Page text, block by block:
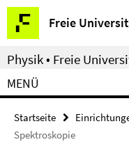
Springe
direkt
zu
Inhalt
Freie
Service-
Navigation
Physik • Freie
MENÜ
Startseite
Spektroskopie